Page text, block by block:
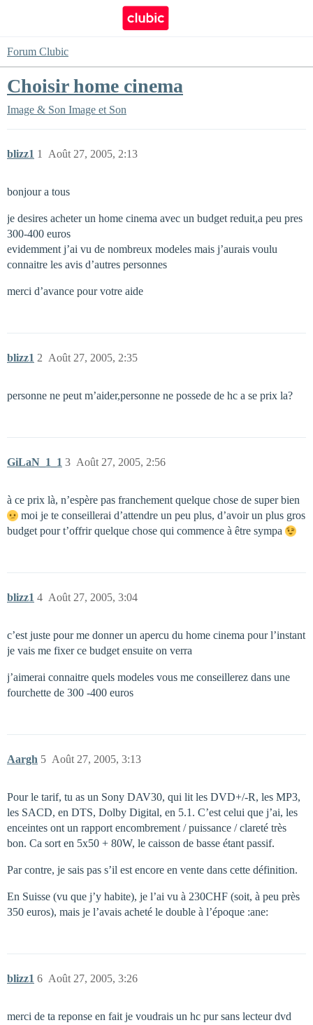
Forum Clubic
Choisir home cinema
Image & Son Image et Son
blizz1 Août 27, 2005, 2:13
1
bonjour a tous
je desires acheter un home cinema avec un budget reduit,a peu pres
300-400 euros
evidemment j’ai vu de nombreux modeles mais j’aurais voulu
connaitre les avis d’autres personnes
merci d’avance pour votre aide
blizz1 Août 27, 2005, 2:35
2
personne ne peut m’aider,personne ne possede de hc a se prix la?
GiLaN_1_1 Août 27, 2005, 2:56
3
à ce prix là, n’espère pas franchement quelque chose de super bien
moi je te conseillerai d’attendre un peu plus, d’avoir un plus gros
budget pour t’offrir quelque chose qui commence à être sympa
blizz1 Août 27, 2005, 3:04
4
c’est juste pour me donner un apercu du home cinema pour l’instant
je vais me fixer ce budget ensuite on verra
j’aimerai connaitre quels modeles vous me conseillerez dans une
fourchette de 300 -400 euros
Aargh Août 27, 2005, 3:13
5
Pour le tarif, tu as un Sony DAV30, qui lit les DVD+/-R, les MP3,
les SACD, en DTS, Dolby Digital, en 5.1. C’est celui que j’ai, les
enceintes ont un rapport encombrement / puissance / clareté très
bon. Ca sort en 5x50 + 80W, le caisson de basse étant passif.
Par contre, je sais pas s’il est encore en vente dans cette définition.
En Suisse (vu que j’y habite), je l’ai vu à 230CHF (soit, à peu près
350 euros), mais je l’avais acheté le double à l’époque :ane:
blizz1 Août 27, 2005, 3:26
6
merci de ta reponse en fait je voudrais un hc pur sans lecteur dvd